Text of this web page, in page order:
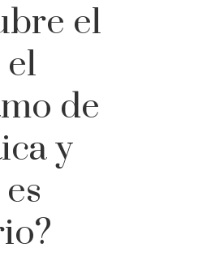
el
el
de
y